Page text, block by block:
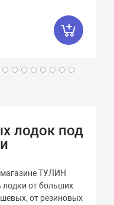
лодок под
ТУЛИН
от больших
от резиновых